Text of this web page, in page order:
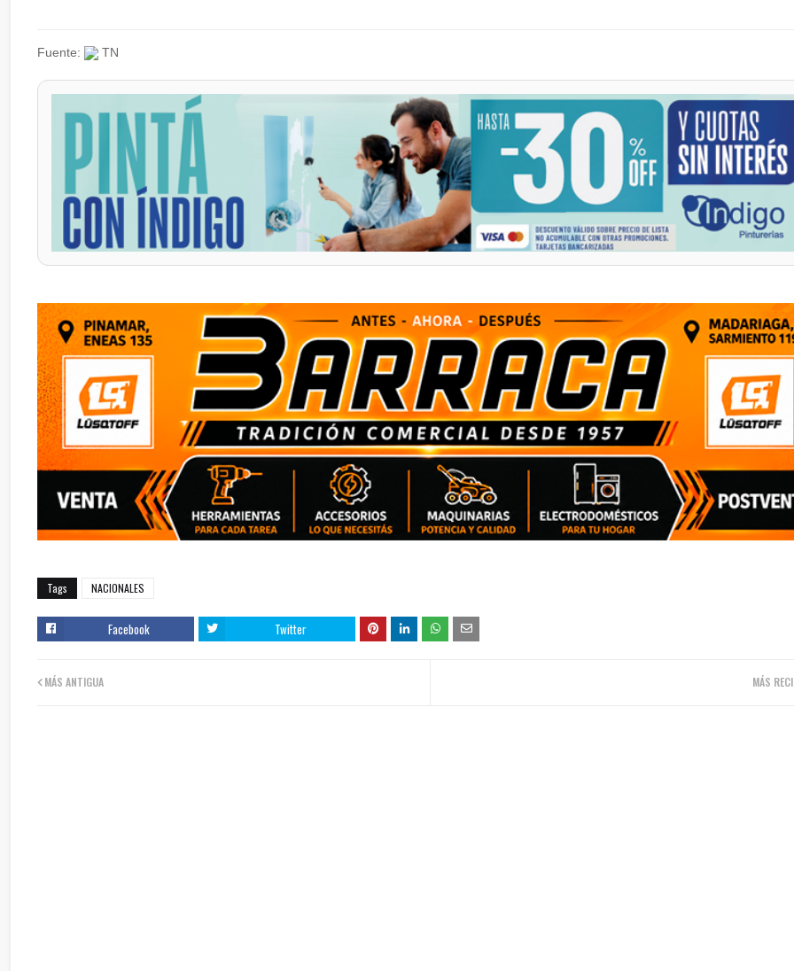
Fuente: TN
Tags NACIONALES
Facebook Twitter
MÁS
MÁS ANTIGUA